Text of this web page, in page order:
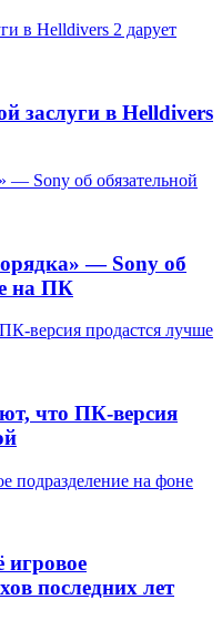
в Helldivers 2 дарует
заслуги в Helldivers
— Sony об обязательной
— Sony об
на ПК
версия продастся лучше
что ПК-версия
подразделение на фоне
игровое
последних лет